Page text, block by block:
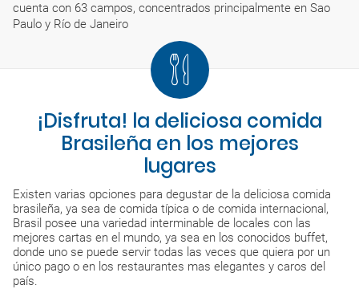
cuenta con 63 campos, concentrados principalmente en Sao
Paulo y Río de Janeiro
¡Disfruta! la deliciosa comida
Brasileña en los mejores
lugares
Existen varias opciones para degustar de la deliciosa comida
brasileña, ya sea de comida típica o de comida internacional,
Brasil posee una variedad interminable de locales con las
mejores cartas en el mundo, ya sea en los conocidos buffet,
donde uno se puede servir todas las veces que quiera por un
único pago o en los restaurantes mas elegantes y caros del
país.